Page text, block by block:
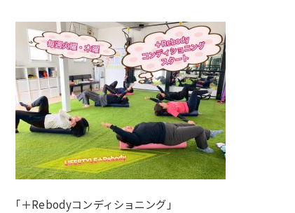
｢＋Rebodyコンディショニング｣